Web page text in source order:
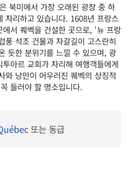
북미에서 가장 오래된 광장 중 하
자리하고 있습니다. 1608년 프랑스
서 퀘벡을 건설한 곳으로, ‘뉴 프랑
풍 석조 건물과 자갈길이 고스란히
듯한 분위기를 느낄 수 있으며, 광
아르 교회가 자리해 여행객들에게
와 낭만이 어우러진 퀘벡의 상징적
들러야 할 명소입니다.
또는 동급